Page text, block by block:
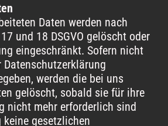
Daten werden nach
und 18 DSGVO gelöscht oder
eingeschränkt. Sofern nicht
Datenschutzerklärung
werden die bei uns
gelöscht, sobald sie für ihre
nicht mehr erforderlich sind
gesetzlichen